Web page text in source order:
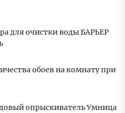
для очистки воды БАРЬЕР
обоев на комнату при
опрыскиватель Умница